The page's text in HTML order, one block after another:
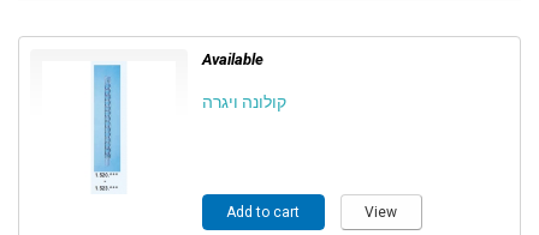
Available
קולונה ויגרה
Add to cart View